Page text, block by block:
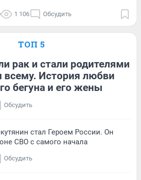
1 106 Обсудить
ТОП 5
рак и стали родителями
всему. История любви
бегуна и его жены
Обсудить
стал Героем России. Он
СВО с самого начала
Обсудить